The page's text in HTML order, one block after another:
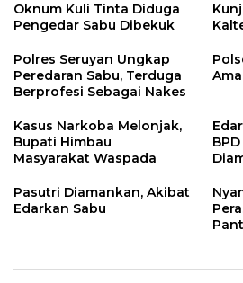
Oknum Kuli Tinta Diduga
Pengedar Sabu Dibekuk
Polres Seruyan Ungkap
Peredaran Sabu, Terduga
Berprofesi Sebagai Nakes
Kasus Narkoba Melonjak,
Bupati Himbau
Masyarakat Waspada
Pasutri Diamankan, Akibat
Edarkan Sabu